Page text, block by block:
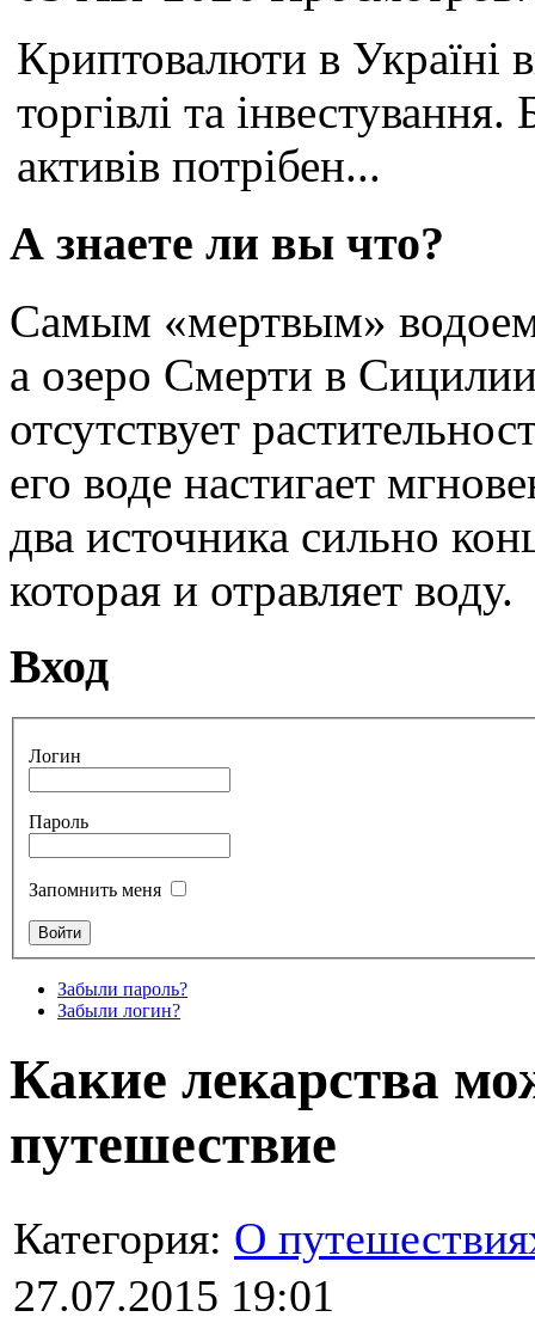
Криптовалюти в Україні
торгівлі та
активів потрібен...
А знаете ли вы что?
Самым «мертвым»
а озеро Смерти в
отсутствует
его воде настигает
два источника сильно
которая и отравляет воду.
Вход
Логин
Пароль
Запомнить меня
Забыли пароль?
Забыли логин?
Какие лекарства
путешествие
Категория: О
27.07.2015 19:01